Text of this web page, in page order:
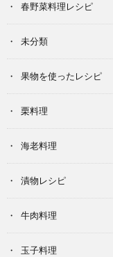
春野菜料理レシピ
未分類
果物を使ったレシピ
栗料理
海老料理
漬物レシピ
牛肉料理
玉子料理